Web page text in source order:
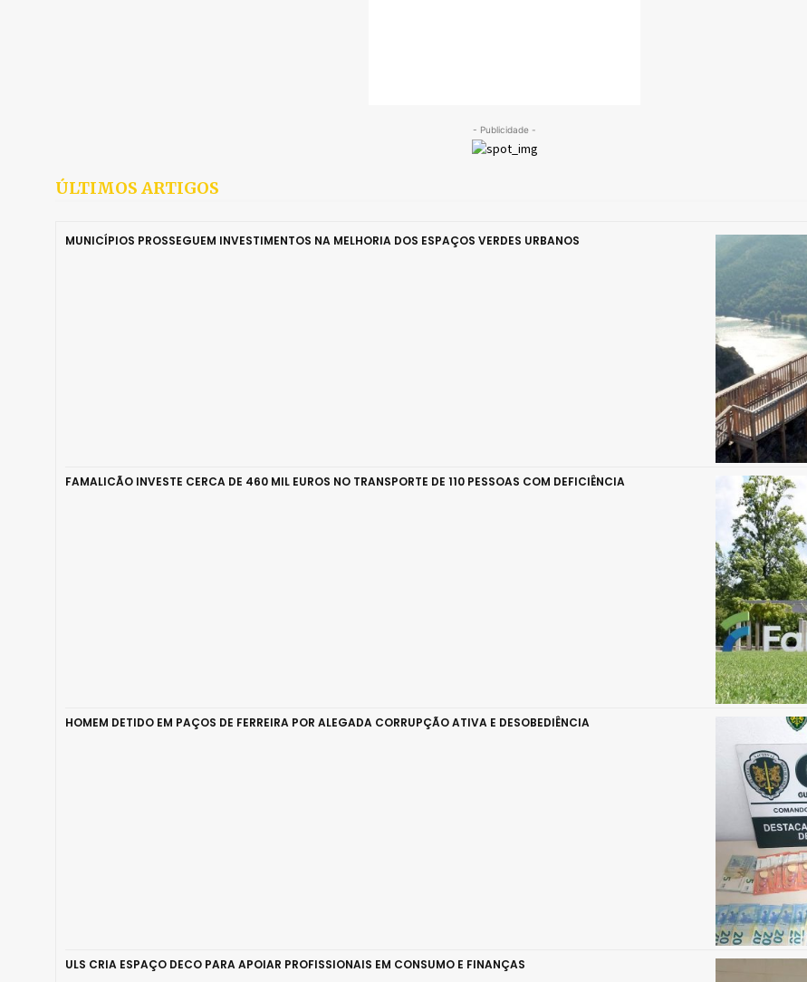
- Publicidade -
ÚLTIMOS ARTIGOS
MUNICÍPIOS PROSSEGUEM INVESTIMENTOS NA MELHORIA DOS ESPAÇOS VERDES URBANOS
FAMALICÃO INVESTE CERCA DE 460 MIL EUROS NO TRANSPORTE DE 110 PESSOAS COM DEFICIÊNCIA
HOMEM DETIDO EM PAÇOS DE FERREIRA POR ALEGADA CORRUPÇÃO ATIVA E DESOBEDIÊNCIA
ULS CRIA ESPAÇO DECO PARA APOIAR PROFISSIONAIS EM CONSUMO E FINANÇAS